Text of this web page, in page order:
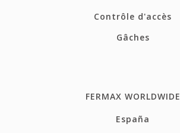
Contrôle d'accès
Gâches
FERMAX WORLDWIDE
España